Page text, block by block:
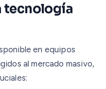
tecnología
en equipos
al mercado masivo,